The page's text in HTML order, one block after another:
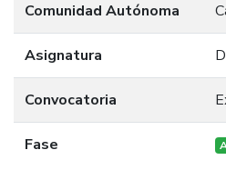
Comunidad Autónoma
Asignatura
Convocatoria
Fase